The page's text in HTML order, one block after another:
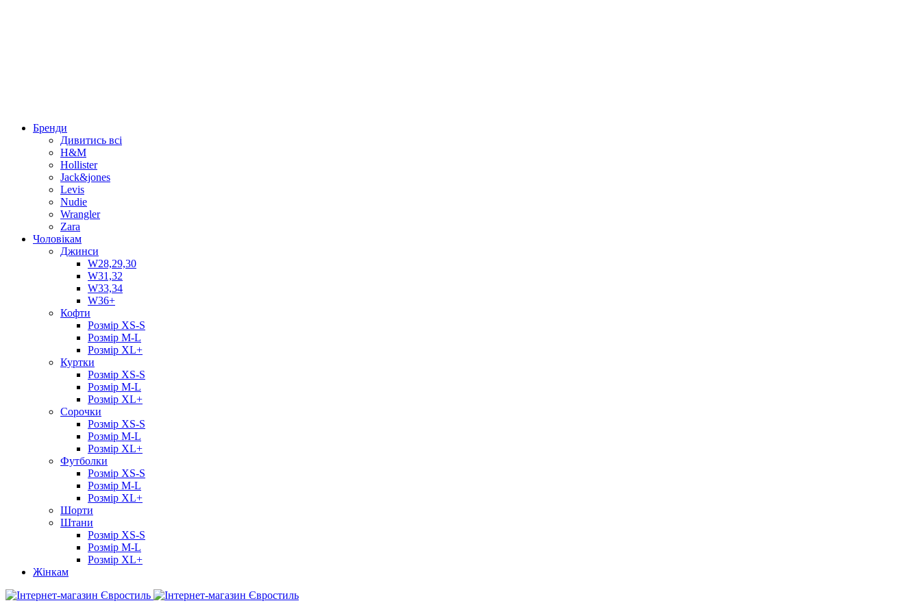
Бренди
Дивитись всі
H&M
Hollister
Jack&jones
Levis
Nudie
Wrangler
Zara
Чоловікам
Джинси
W28,29,30
W31,32
W33,34
W36+
Кофти
Розмір XS-S
Розмір M-L
Розмір XL+
Куртки
Розмір XS-S
Розмір M-L
Розмір XL+
Сорочки
Розмір XS-S
Розмір M-L
Розмір XL+
Футболки
Розмір XS-S
Розмір M-L
Розмір XL+
Шорти
Штани
Розмір XS-S
Розмір M-L
Розмір XL+
Жінкам